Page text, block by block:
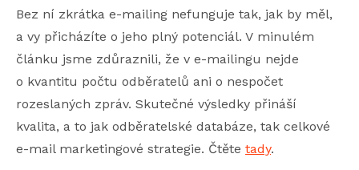
Bez ní zkrátka e-mailing nefunguje tak, jak by měl,
a vy přicházíte o jeho plný potenciál. V minulém
článku jsme zdůraznili, že v e-mailingu nejde
o kvantitu počtu odběratelů ani o nespočet
rozeslaných zpráv. Skutečné výsledky přináší
kvalita, a to jak odběratelské databáze, tak celkové
e-mail marketingové strategie. Čtěte tady.